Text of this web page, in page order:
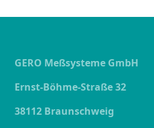
GERO Meßsysteme GmbH
Ernst-Böhme-Straße 32
38112 Braunschweig